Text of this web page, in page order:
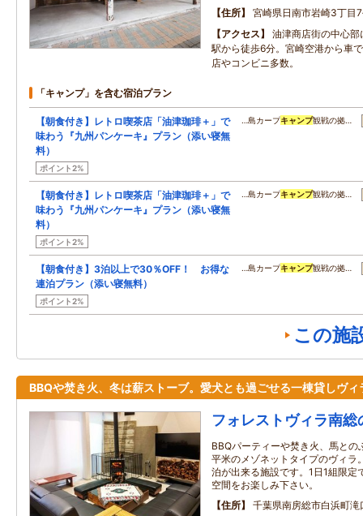
住所
宮崎県日南市岩崎3丁目
アクセス
油津商店街の中心
駅から徒歩6分。宮崎空港から車
店やコンビニ多数。
「キャンプ」を含む宿泊プラン
【朝食付き】レトロ喫茶店「油津珈琲＋」で
味わう『九州パンケーキ』プラン（添い寝無
料）
ポイント2%
…島カープキャンプ観戦の拠…
【朝食付き】レトロ喫茶店「油津珈琲＋」で
味わう『九州パンケーキ』プラン（添い寝無
料）
ポイント2%
…島カープキャンプ観戦の拠…
【朝食付き】3泊以上で30％OFF！ お得な
連泊プラン（添い寝無料）
ポイント2%
…島カープキャンプ観戦の拠…
この施
BBQや焚き火、冬は薪ストーブ。愛犬とも過ごせる一棟貸しヴィ
フォレストヴィラ南総
BBQパーティーや焚き火、馬と
平米のメゾネットタイプのヴィラ
泊が出来る施設です。1日1組限定
空間をお楽しみ下さい。
住所
千葉県南房総市白浜町